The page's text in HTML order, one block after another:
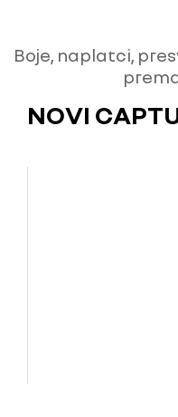
Boje, naplatci,
NOVI